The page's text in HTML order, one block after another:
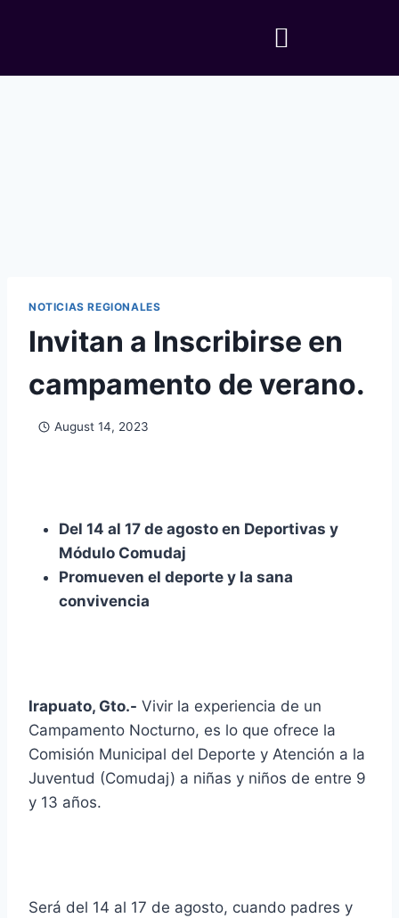
NOTICIAS REGIONALES
Invitan a Inscribirse en
campamento de verano.
August 14, 2023
Del 14 al 17 de agosto en Deportivas y
Módulo Comudaj
Promueven el deporte y la sana
convivencia
Irapuato, Gto.- Vivir la experiencia de un
Campamento Nocturno, es lo que ofrece la
Comisión Municipal del Deporte y Atención a la
Juventud (Comudaj) a niñas y niños de entre 9
y 13 años.
Será del 14 al 17 de agosto, cuando padres y